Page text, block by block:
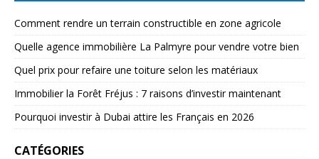
Comment rendre un terrain constructible en zone agricole
Quelle agence immobilière La Palmyre pour vendre votre bien
Quel prix pour refaire une toiture selon les matériaux
Immobilier la Forêt Fréjus : 7 raisons d’investir maintenant
Pourquoi investir à Dubai attire les Français en 2026
CATÉGORIES